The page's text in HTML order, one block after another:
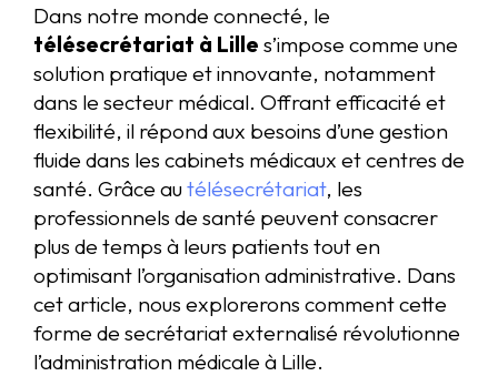
Dans notre monde connecté, le
télésecrétariat à Lille s’impose comme une
solution pratique et innovante, notamment
dans le secteur médical. Offrant efficacité et
flexibilité, il répond aux besoins d’une gestion
fluide dans les cabinets médicaux et centres de
santé. Grâce autélésecrétariat, les
professionnels de santé peuvent consacrer
plus de temps à leurs patients tout en
optimisant l’organisation administrative. Dans
cet article, nous explorerons comment cette
forme de secrétariat externalisé révolutionne
l’administration médicale à Lille.